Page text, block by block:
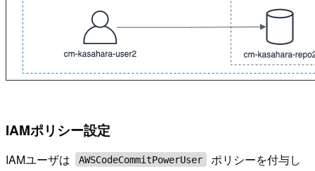
IAMポリシー設定
IAMユーザは AWSCodeCommitPowerUser
ポリシーを付与し